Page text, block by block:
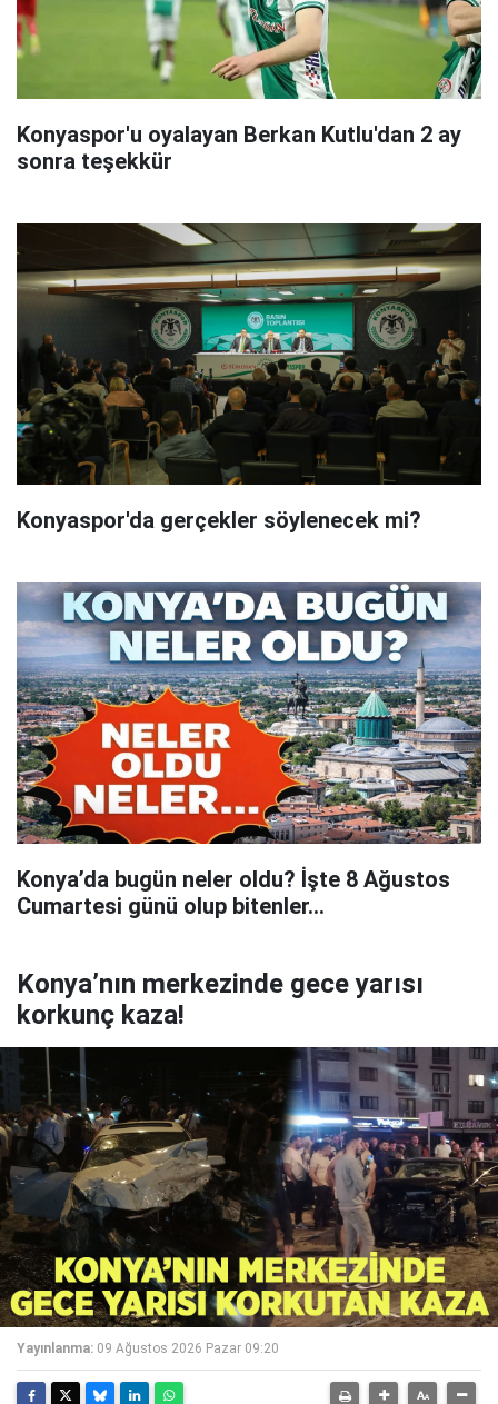
Konyaspor'u oyalayan Berkan Kutlu'dan 2 ay
sonra teşekkür
Konyaspor'da gerçekler söylenecek mi?
Konya’da bugün neler oldu? İşte 8 Ağustos
Cumartesi günü olup bitenler…
Konya’nın merkezinde gece yarısı
korkunç kaza!
Yayınlanma: 09 Ağustos 2026 Pazar 09:20